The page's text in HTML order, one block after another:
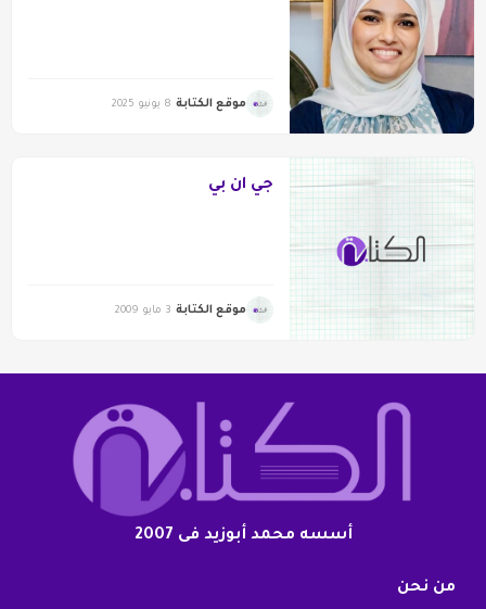
موقع الكتابة 8 يونيو 2025
جي ان بي
موقع الكتابة 3 مايو 2009
أسسه محمد أبوزيد فى 2007
من نحن